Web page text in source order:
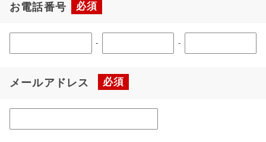
お電話番号 必須
- -
メールアドレス 必須